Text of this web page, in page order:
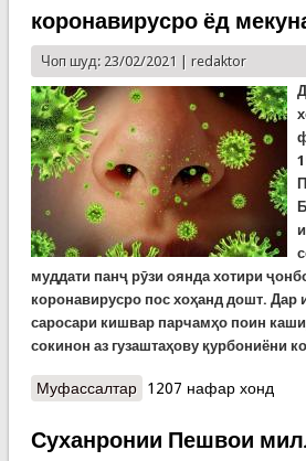
коронавирусро ёд
Чоп шуд: 23/02/2021 | redaktor
муддати панҷ рӯзи оянда хотири
коронавирусро пос хоҳанд дошт. Дар
саросари кишвар парчамҳо поин
сокинон аз гузаштаҳову қурбониёни
Муфассалтаро COVID-19: Амико
1207 нафар хонд
Суханронии Пешвои